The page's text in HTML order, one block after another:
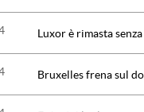
Luxor è rimasta
Bruxelles frena sul